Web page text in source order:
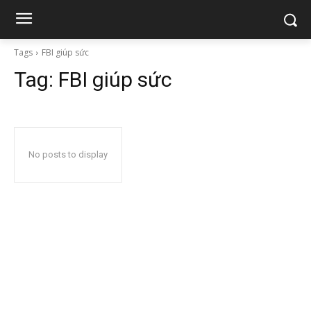
Tags FBI giúp sức
Tag: FBI giúp sức
No posts to display